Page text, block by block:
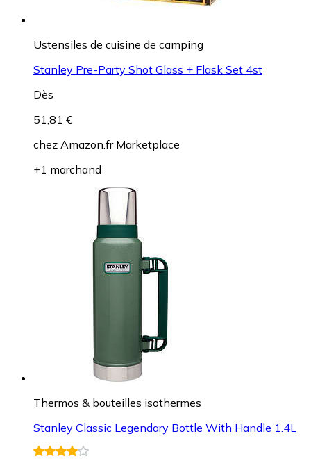
Ustensiles de cuisine de camping
Stanley Pre-Party Shot Glass + Flask Set 4st
Dès
51,81 €
chez Amazon.fr Marketplace
+1 marchand
Thermos & bouteilles isothermes
Stanley Classic Legendary Bottle With Handle 1.4L